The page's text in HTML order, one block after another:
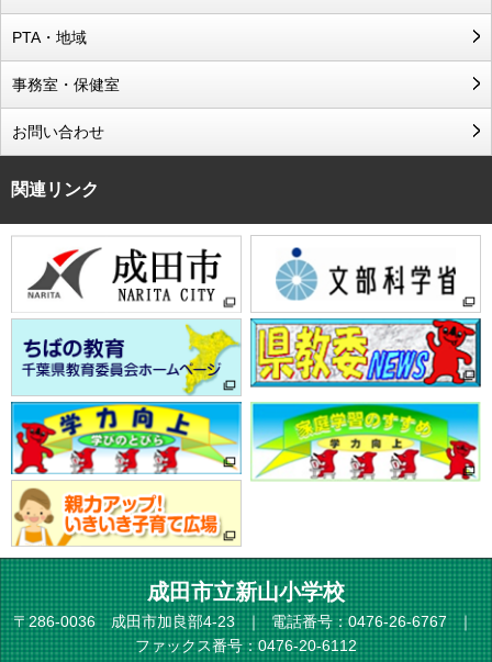
PTA・地域
事務室・保健室
お問い合わせ
関連リンク
成田市立新山小学校
〒286-0036 成田市加良部4-23
電話番号：0476-26-6767
ファックス番号：0476-20-6112